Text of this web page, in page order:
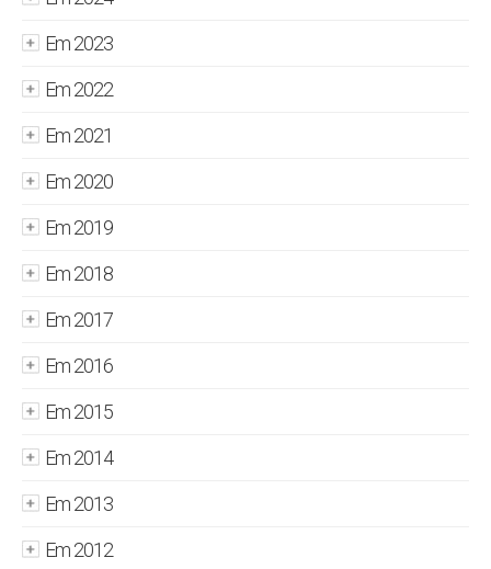
Em 2023
Em 2022
Em 2021
Em 2020
Em 2019
Em 2018
Em 2017
Em 2016
Em 2015
Em 2014
Em 2013
Em 2012